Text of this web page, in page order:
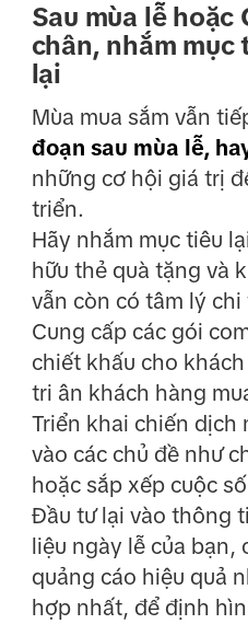
Sau mùa lễ hoặc
chân, nhắm mục
lại
Mùa mua sắm vẫn
đoạn sau mùa lễ,
những cơ hội giá trị
triển.
Hãy nhắm mục tiêu
hữu thẻ quà tặng và
vẫn còn có tâm lý chi
Cung cấp các gói
chiết khấu cho
tri ân khách hàng
Triển khai chiến dịch
vào các chủ đề như
hoặc sắp xếp cuộc
Đầu tư lại vào thông
liệu ngày lễ của bạn,
quảng cáo hiệu quả
hợp nhất, để định